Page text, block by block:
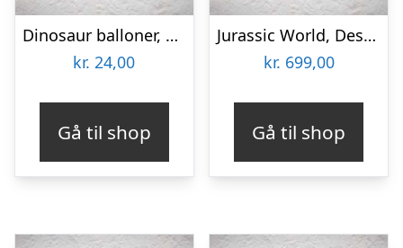
Dinosaur balloner, 6 stk
kr. 24,00
Gå til shop
Jurassic World, Destoryndevour Indominus Rex
kr. 699,00
Gå til shop